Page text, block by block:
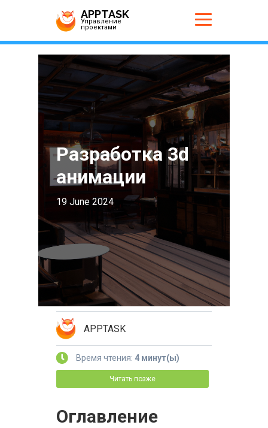
APPTASK
Управление
проектами
Разработка 3d
анимации
19 June 2024
APPTASK
Время чтения: 4 минут(ы)
Читать позже
Оглавление